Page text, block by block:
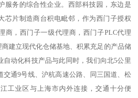
服务的综合性企业。西部科技园，东边是
芯片制造商台积电毗邻，作为西门子授权
商，西门子一级代理商，西门子PLC代理
建立现代化仓储基地、积累充足的产品储
自动化科技产品与此同时，我们向北5公里
交通9号线、沪杭高速公路、同三国道、松
工业区与上海市内外连接，交通十分便